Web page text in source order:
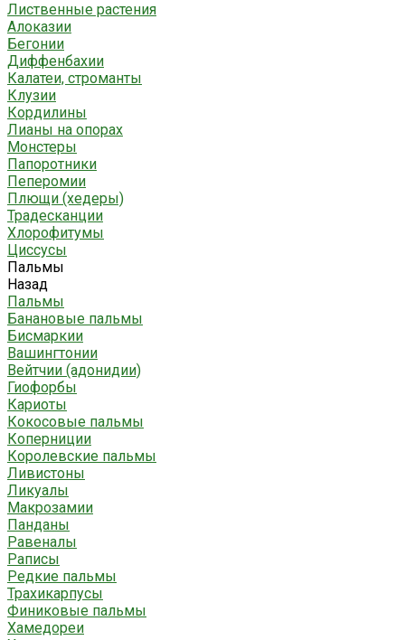
Лиственные растения
Алоказии
Бегонии
Диффенбахии
Калатеи, строманты
Клузии
Кордилины
Лианы на опорах
Монстеры
Папоротники
Пеперомии
Плющи (хедеры)
Традесканции
Хлорофитумы
Циссусы
Пальмы
Назад
Пальмы
Банановые пальмы
Бисмаркии
Вашингтонии
Вейтчии (адонидии)
Гиофорбы
Кариоты
Кокосовые пальмы
Коперниции
Королевские пальмы
Ливистоны
Ликуалы
Макрозамии
Панданы
Равеналы
Раписы
Редкие пальмы
Трахикарпусы
Финиковые пальмы
Хамедореи